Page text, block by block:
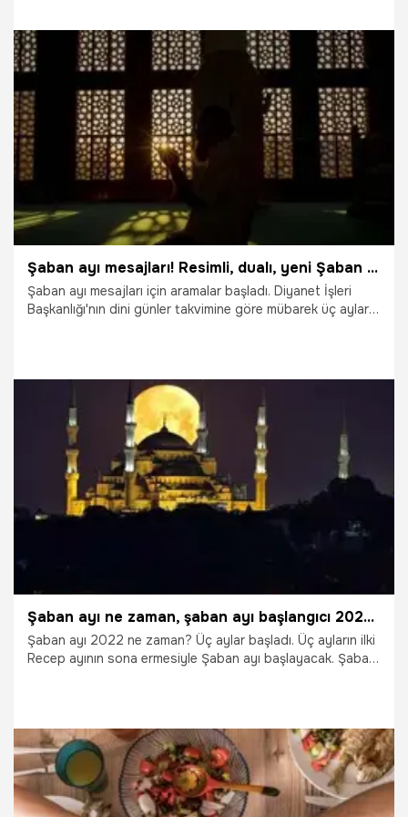
oruç ne zaman başlıyor, Ramazan orucu hangi ayda? İşte
2023 Ramazan başlangıcı ve dini günler takvimi…
4.10.2022 Gündem
Şaban ayı mesajları! Resimli, dualı, yeni Şaban ayı kutlama mesajları (Şaban ayı ile ilgili resimli mesajlar)
Şaban ayı mesajları için aramalar başladı. Diyanet İşleri
Başkanlığı'nın dini günler takvimine göre mübarek üç ayların
yeni Şaban ayı kutlama mesajları derledik. İşte Şaban ayı
4.03.2022 Gündem
Şaban ayı ne zaman, şaban ayı başlangıcı 2022? Şaban ayı orucu ne zaman tutulur, kaç gün?
Şaban ayı 2022 ne zaman? Üç aylar başladı. Üç ayların ilki
Recep ayının sona ermesiyle Şaban ayı başlayacak. Şaban
17.02.2022 Gündem